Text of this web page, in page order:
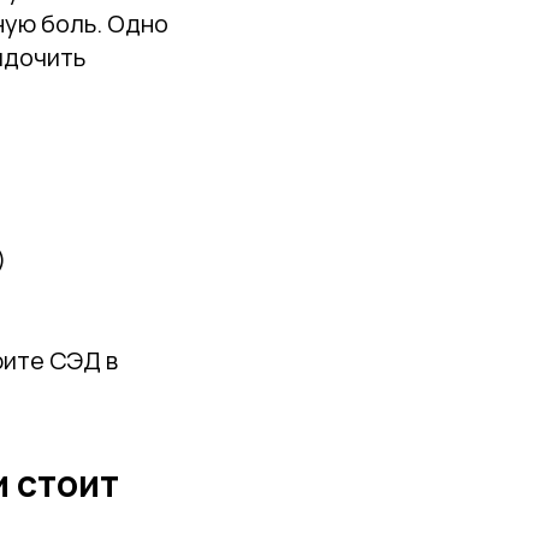
боль. Одно
СЭД в
стоит